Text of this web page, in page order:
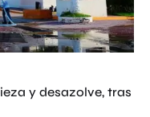
y desazolve, tras